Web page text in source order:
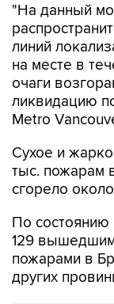
"На данный
линий
на месте в
очаги
ликвидацию
Metro
Сухое и
тыс. пожарам
сгорело
По состоянию
129
пожарами в
других